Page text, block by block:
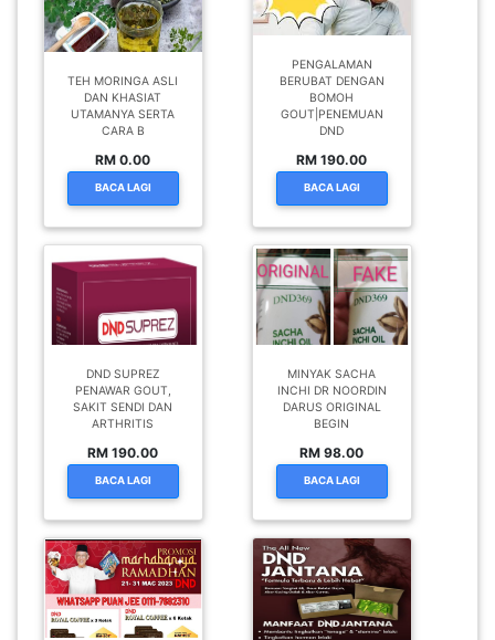
TEH MORINGA ASLI
DAN KHASIAT
UTAMANYA SERTA
CARA B
RM 0.00
BACA LAGI
PENGALAMAN
BERUBAT DENGAN
BOMOH
GOUT|PENEMUAN
DND
RM 190.00
BACA LAGI
DND SUPREZ
PENAWAR GOUT,
SAKIT SENDI DAN
ARTHRITIS
RM 190.00
BACA LAGI
MINYAK SACHA
INCHI DR NOORDIN
DARUS ORIGINAL
BEGIN
RM 98.00
BACA LAGI